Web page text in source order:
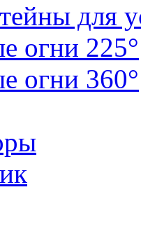
для
огни 225°
огни 360°